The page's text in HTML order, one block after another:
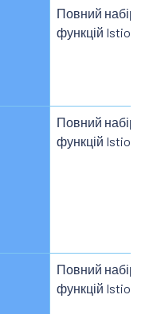
Повний набір
функцій Istio
Повний набір
функцій Istio
Повний набір
функцій Istio